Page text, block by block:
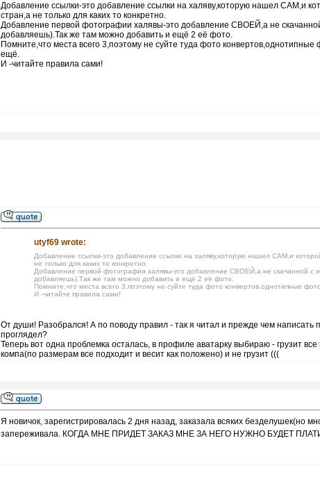
Добавление ссылки-это добавление ссылки на халяву,которую нашел САМ,и
стран,а не только для каких то конкретно.
Добавление первой фотографии халявы-это добавление СВОЕЙ,а не
добавляешь).Так же там можно добавить и ещё 2 её фото.
Помните,что места всего 3,поэтому не суйте туда фото конвертов,однотипные
ещё.
И -читайте правила сами!
utyf69 wrote:
Добавление ссылки-это добавление ссылки на халяву,которую нашел САМ,и
не только для каких то конкретно.
Добавление первой фотографии халявы-это добавление СВОЕЙ,а не скачанной с
добавляешь).Так же там можно добавить и ещё 2 её фото.
Помните,что места всего 3,поэтому не суйте туда фото конвертов,однотипные
И -читайте правила сами!
От души! Разобрался! А по поводу правил - так я читал и прежде чем
проглядел?
Теперь вот одна проблемка осталась, в профиле аватарку выбираю - грузит
компа(по размерам все подходит и весит как положено) и не грузит (((
Я новичок, зарегистрировалась 2 дня назад, заказала всяких безделушек(но
запереживала. КОГДА МНЕ ПРИДЕТ ЗАКАЗ МНЕ ЗА НЕГО НУЖНО БУДЕТ